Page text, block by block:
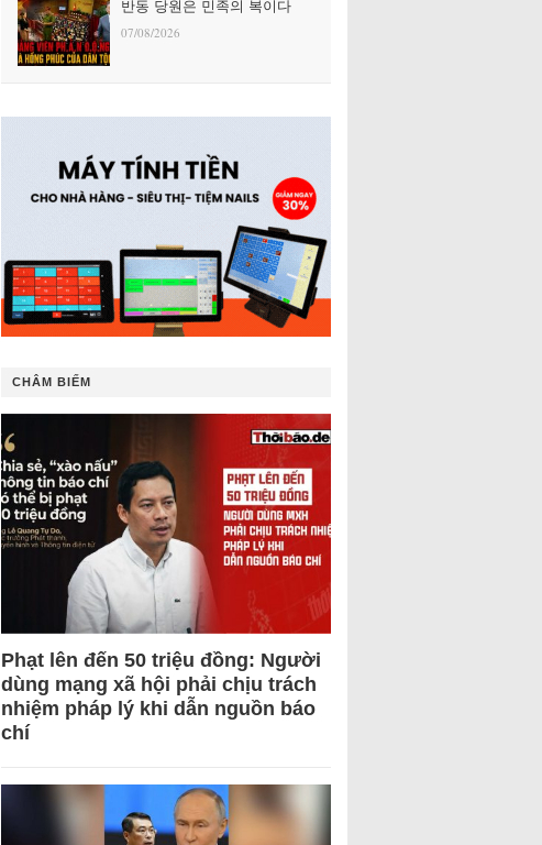
반동 당원은 민족의 복이다
07/08/2026
CHÂM BIẾM
Phạt lên đến 50 triệu đồng: Người
dùng mạng xã hội phải chịu trách
nhiệm pháp lý khi dẫn nguồn báo
chí